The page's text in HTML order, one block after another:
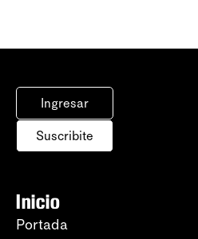
Ingresar
Suscribite
Inicio
Portada